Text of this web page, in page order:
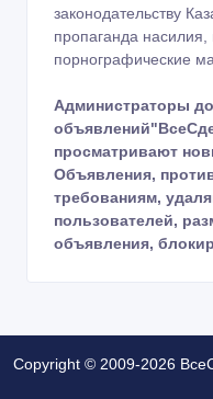
законодательству
пропаганда
порнографические
Администраторы
просматривают
Объявления,
требованиям,
пользователей,
объявления,
Copyright © 2009-2026